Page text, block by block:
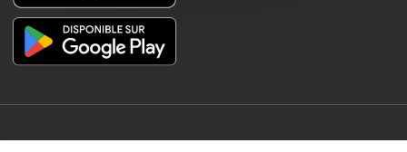
© 2026 OpenRunner - Version 7.31.3